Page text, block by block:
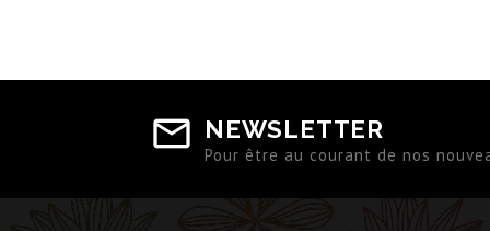
NEWSLETTER
Pour être au courant de nos